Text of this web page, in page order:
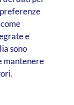
e
sono
mantenere